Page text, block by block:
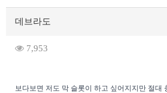
데브라도
7,953
보다보면 저도 막 슬롯이 하고 싶어지지만 절대